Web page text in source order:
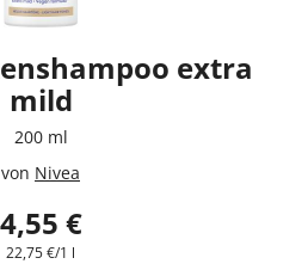
extra
mild
200 ml
von Nivea
4,55 €
22,75 €/1 l